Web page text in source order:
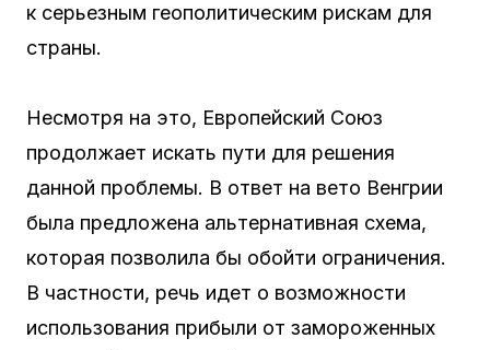
к серьезным геополитическим рискам для
страны.
Несмотря на это, Европейский Союз
продолжает искать пути для решения
данной проблемы. В ответ на вето Венгрии
была предложена альтернативная схема,
которая позволила бы обойти ограничения.
В частности, речь идет о возможности
использования прибыли от замороженных